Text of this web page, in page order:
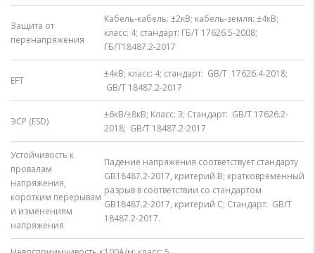
Защита от
перенапряжения
Кабель-кабель: ±2кВ; кабель-земля: ±4кВ;
класс: 4; стандарт: ГБ/Т 17626.5-2008;
ГБ/T18487.2-2017
EFT
±4кВ; класс: 4; стандарт: GB/T 17626.4-2018;
GB/T 18487.2-2017
ЭСР (ESD)
±6кВ/±8кВ; Класс: 3; Стандарт: GB/T 17626.2-
2018; GB/T 18487.2-2017
Устойчивость к
провалам
напряжения,
коротким перерывам
и изменениям
напряжения
Падение напряжения соответствует стандарту
GB18487.2-2017, критерий B; кратковременный
разрыв в соответствии со стандартом
GB18487.2-2017, критерий C; Стандарт: GB/T
18487.2-2017.